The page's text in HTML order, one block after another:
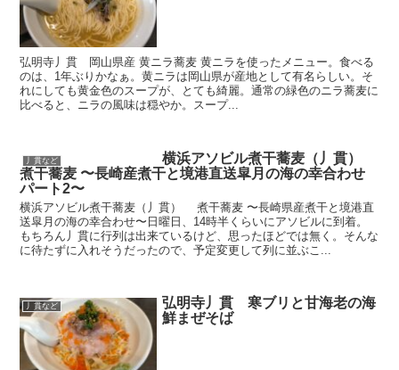
弘明寺丿貫 岡山県産 黄ニラ蕎麦 黄ニラを使ったメニュー。食べる
のは、1年ぶりかなぁ。黄ニラは岡山県が産地として有名らしい。そ
れにしても黄金色のスープが、とても綺麗。通常の緑色のニラ蕎麦に
比べると、ニラの風味は穏やか。スープ...
丿貫など
横浜アソビル煮干蕎麦（丿貫）
煮干蕎麦 〜長崎産煮干と境港直送皐月の海の幸合わせ
パート2〜
横浜アソビル煮干蕎麦（丿貫） 煮干蕎麦 〜長崎県産煮干と境港直
送皐月の海の幸合わせ〜日曜日、14時半くらいにアソビルに到着。
もちろん丿貫に行列は出来ているけど、思ったほどでは無く。そんな
に待たずに入れそうだったので、予定変更して列に並ぶこ...
丿貫など
弘明寺丿貫 寒ブリと甘海老の海
鮮まぜそば